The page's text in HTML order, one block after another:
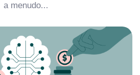
a menudo...